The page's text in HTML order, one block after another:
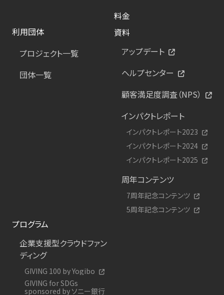
料金
利用団体
プロジェクト一覧
団体一覧
資料
アップデート
ヘルプセンター
顧客満足度調査（NPS）
インパクトレポート
インパクトレポート2023
インパクトレポート2024
インパクトレポート2025
周年コンテンツ
7周年記念コンテンツ
5周年記念コンテンツ
プログラム
企業支援型クラウドファン
ディング
GIVING 100 by Yogibo
GIVING for SDGs
sponsored by ソニー銀行